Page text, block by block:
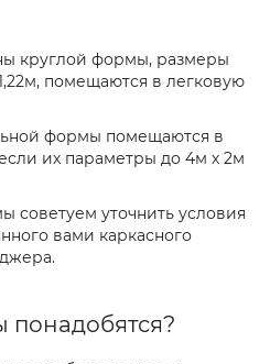
круглой формы, размеры
помещаются в легковую
формы помещаются в
их параметры до 4м х 2м
уточнить условия
вами каркасного
понадобятся?